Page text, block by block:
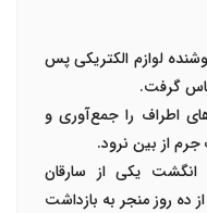
لوازم الکتریکی پس
گرفت.
اطراف را جمع‌آوری و
جرم از بین نرود.
انگشت یکی از سارقان
ده روز منجر به بازداشت